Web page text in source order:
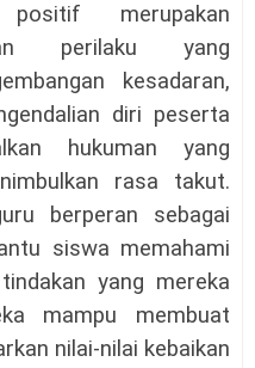
positif merupakan
perilaku yang
kesadaran,
diri peserta
hukuman yang
rasa takut.
berperan sebagai
siswa memahami
yang mereka
mampu membuat
nilai-nilai kebaikan